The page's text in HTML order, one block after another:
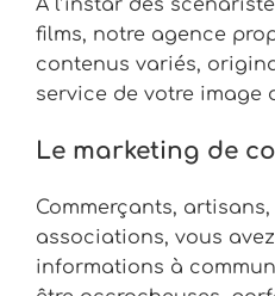
À l’instar des
films, notre agence
contenus variés,
service de votre image
Le marketing de
Commerçants,
associations, vous
informations à